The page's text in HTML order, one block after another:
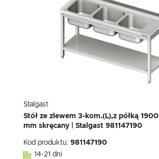
Stalgast
Stół ze zlewem 3-kom.(L),z półką
mm skręcany | Stalgast 981147190
Kod produktu: 981147190
14-21 dni